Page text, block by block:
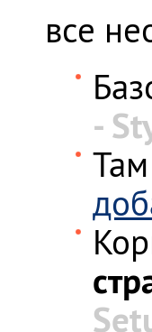
все
-